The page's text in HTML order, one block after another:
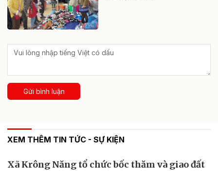
Gửi bình luận
XEM THÊM TIN TỨC - SỰ KIỆN
Xã Krông Năng tổ chức bốc thăm và giao đất